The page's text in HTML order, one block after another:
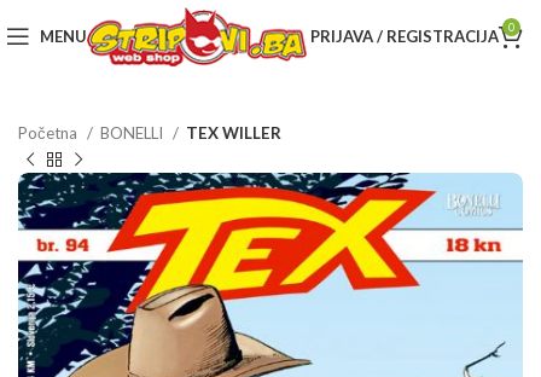
MENU PRIJAVA / REGISTRACIJA 0
Početna BONELLI TEX WILLER